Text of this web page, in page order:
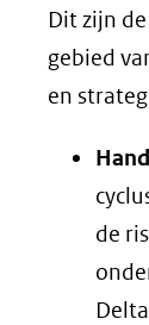
Dit zijn
gebied
en
de